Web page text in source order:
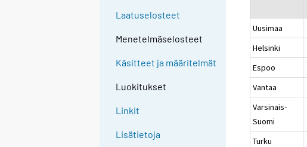
Laatuselosteet
Menetelmäselosteet
Käsitteet ja määritelmät
Luokitukset
Linkit
Lisätietoja
Uusimaa
Helsinki
Espoo
Vantaa
Varsinais-
Suomi
Turku